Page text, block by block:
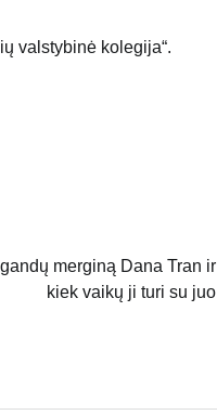
valstybinė kolegija“.
merginą Dana Tran ir
kiek vaikų ji turi su juo